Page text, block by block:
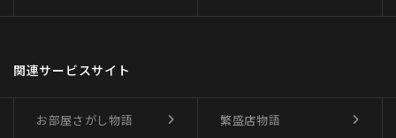
関連サービスサイト
お部屋さがし物語 繁盛店物語